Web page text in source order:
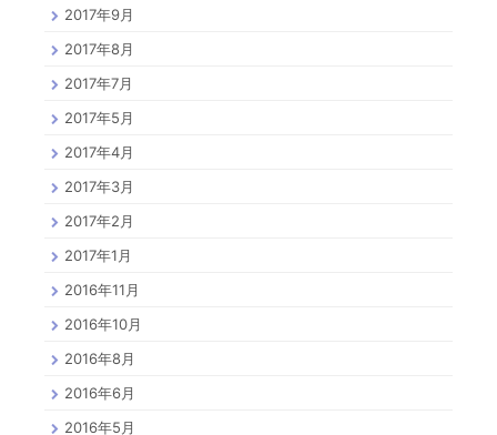
2017年9月
2017年8月
2017年7月
2017年5月
2017年4月
2017年3月
2017年2月
2017年1月
2016年11月
2016年10月
2016年8月
2016年6月
2016年5月